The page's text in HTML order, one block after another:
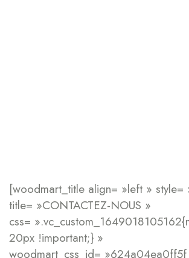
[woodmart_title align= »left »
title= »CONTACTEZ-NOUS »
css=
20px !important;} »
woodmart_css_id=